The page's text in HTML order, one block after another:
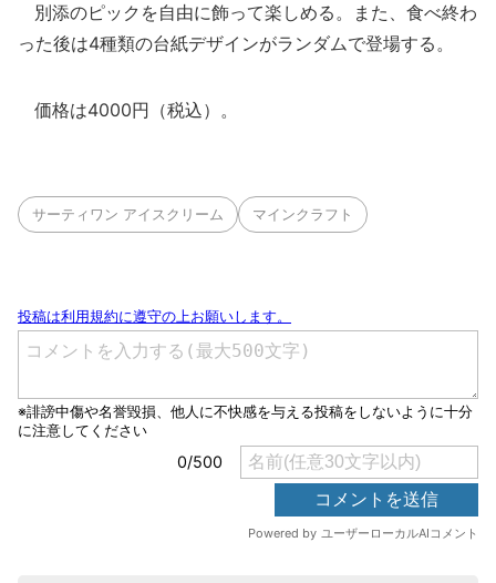
別添のピックを自由に飾って楽しめる。また、食べ終わ
った後は4種類の台紙デザインがランダムで登場する。
価格は4000円（税込）。
サーティワン アイスクリーム マインクラフト